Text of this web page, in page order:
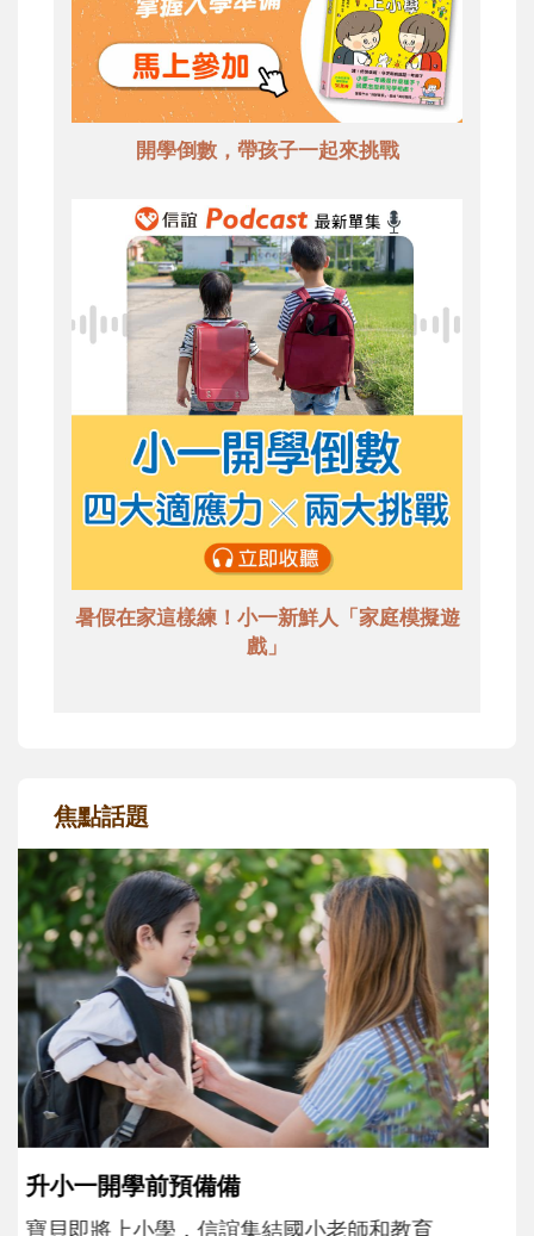
開學倒數，帶孩子一起來挑戰
暑假在家這樣練！小一新鮮人「家庭模擬遊
戲」
焦點話題
和孩子一起長大的那個男人│讀懂父親的
不同模樣
沒有人天生就擅長當爸爸！男人總是在一次
次「前所未有」的體驗中，跟著孩子一起長
大。從給予安全感的肢體遊戲，到獨立自
主、角色認同及解決問題的能力養成。爸爸
正嘗試用不同的模樣，參與孩子每個重要的